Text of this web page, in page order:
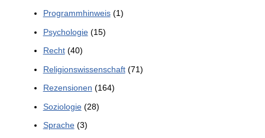
Programmhinweis(1)
Psychologie(15)
Recht(40)
Religionswissenschaft(71)
Rezensionen (164)
Soziologie(28)
Sprache(3)